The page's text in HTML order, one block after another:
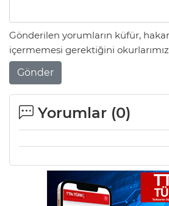
Gönderilen yorumların küfür,
içermemesi gerektiğini
Gönder
Yorumlar (0)